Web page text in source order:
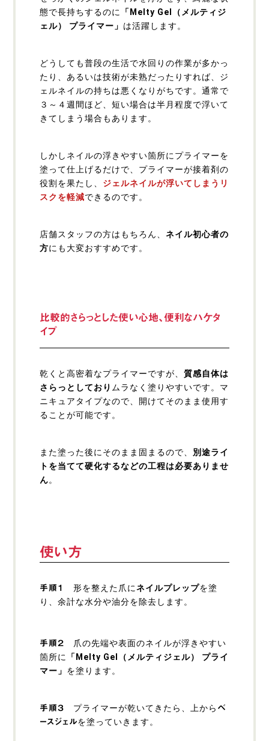
態で長持ちするのに
「Melty Gel（メルティジ
ェル） プライマー」 は活躍します。
どうしても普段の生活で水回りの作業が多かっ
たり、あるいは技術が未熟だったりすれば、ジ
ェルネイルの持ちは悪くなりがちです。通常で
３～４週間ほど、短い場合は半月程度で浮いて
きてしまう場合もあります。
しかしネイルの浮きやすい箇所にプライマーを
塗って仕上げるだけで、プライマーが接着剤の
役割を果たし、 ジェルネイルが浮いてしまうリ
スクを軽減できるのです。
店舗スタッフの方はもちろん、ネイル初心者の
方にも大変おすすめです。
比較的さらっとした使い心地、便利なハケタ
イプ
乾くと高密着なプライマーですが、質感自体は
さらっとしており ムラなく塗りやすいです。マ
ニキュアタイプなので、開けてそのまま使用す
ることが可能です。
また塗った後にそのまま固まるので、 別途ライ
トを当てて硬化するなどの工程は必要ありませ
ん。
使い方
手順１ 形を整えた爪にネイルプレップを塗
り、余計な水分や油分を除去します。
手順２
爪の先端や表面のネイルが浮きやすい
箇所に
「Melty Gel（メルティジェル） プライ
マー」 を塗ります。
手順３ プライマーが乾いてきたら、上から ベ
ースジェルを塗っていきます。